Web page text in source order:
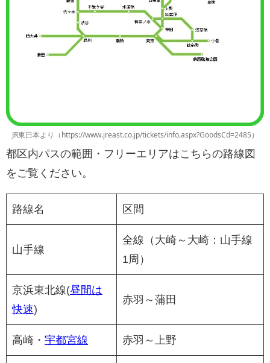
JR東日本より（https://www.jreast.co.jp/tickets/info.aspx?GoodsCd=2485）
都区内パスの範囲・フリーエリアはこちらの路線図
をご覧ください。
路線名 区間
山手線
全線（大崎～大崎：山手線
1周）
京浜東北線(昼間は
快速)
赤羽～蒲田
高崎・ 宇都宮線 赤羽～上野